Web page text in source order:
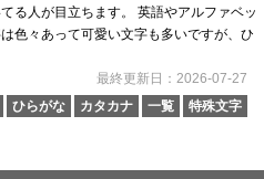
る人が目立ちます。 英語やアルファベッ
色々あって可愛い文字も多いですが、ひ
最終更新日：2026-07-27
ひらがな カタカナ 一覧 特殊文字